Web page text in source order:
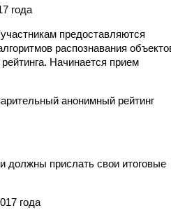
года
предоставляются
распознавания
Начинается прием
анонимный рейтинг
должны прислать свои итоговые
года